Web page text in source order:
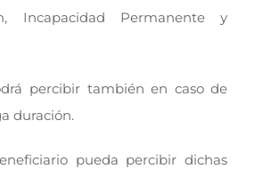
Incapacidad Permanente y
percibir también en caso de
duración.
pueda percibir dichas